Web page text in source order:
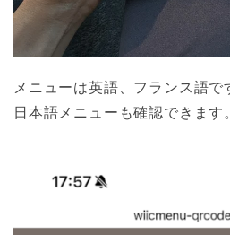
メニューは英語、フランス語
日本語メニューも確認できます